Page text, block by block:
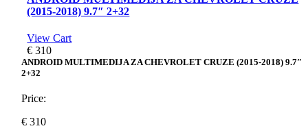
(2015-2018) 9.7″ 2+32
View Cart
€ 310
ANDROID MULTIMEDIJA ZA CHEVROLET CRUZE (2015-2018) 9.7″
2+32
Price:
€ 310